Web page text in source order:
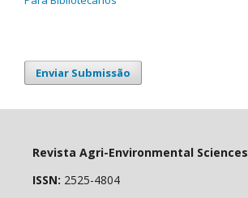
Enviar Submissão
Revista Agri-Environmental Sciences
ISSN: 2525-4804